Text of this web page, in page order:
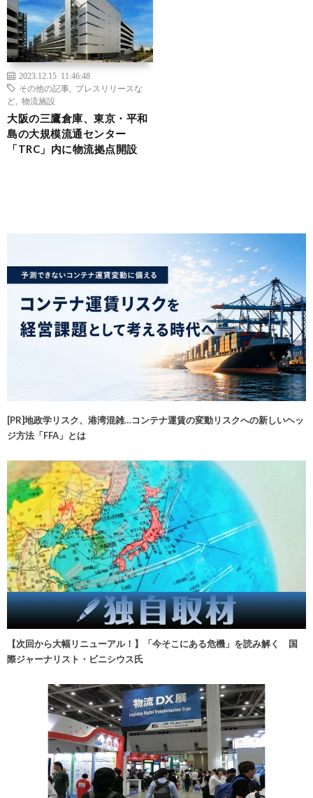
2023.12.15 11:46:48
その他の記事
プレスリリースな
ど
物流施設
大阪の三鷹倉庫、東京・平和
島の大規模流通センター
「TRC」内に物流拠点開設
[PR]地政学リスク、港湾混雑…コンテナ運賃の変動リスクへの新しいヘッ
ジ方法「FFA」とは
【次回から大幅リニューアル！】「今そこにある危機」を読み解く 国
際ジャーナリスト・ビニシウス氏